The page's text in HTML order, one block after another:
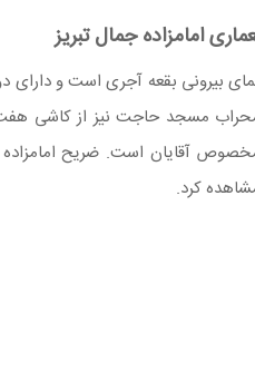
امامزاده جمال تبریز
بیرونی بقعه آجری است و دارای
مسجد حاجت نیز از کاشی هفت
آقایان است. ضریح امامزاده
کرد.